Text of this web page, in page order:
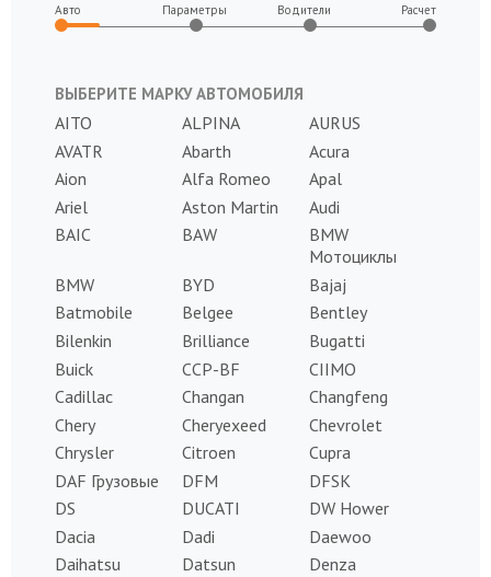
Авто Параметры Водители Расчет
ВЫБЕРИТЕ МАРКУ АВТОМОБИЛЯ
AITO ALPINA
AURUS
AVATR
Abarth
Acura
Aion
Alfa Romeo
Apal
Ariel
Aston Martin
Audi
BAIC
BAW
BMW
Мотоциклы
BMW
BYD
Bajaj
Batmobile
Belgee
Bentley
Bilenkin
Brilliance
Bugatti
Buick
CCP-BF
CIIMO
Cadillac
Changan
Changfeng
Chery
Cheryexeed
Chevrolet
Chrysler
Citroen
Cupra
DAF Грузовые
DFM
DFSK
DS
DUCATI
DW Hower
Dacia
Dadi
Daewoo
Daihatsu
Datsun
Denza